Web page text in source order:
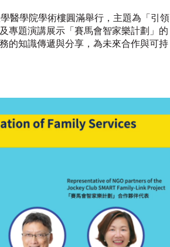
醫學院學術樓圓滿舉行，主題為「引領
專題演講展示「賽馬會智家樂計劃」的
的知識傳遞與分享，為未來合作與可持